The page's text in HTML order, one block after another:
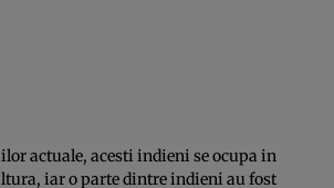
actuale, acesti indieni se ocupa in
iar o parte dintre indieni au fost